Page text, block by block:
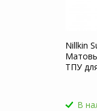
Nillkin
ТПУ
В